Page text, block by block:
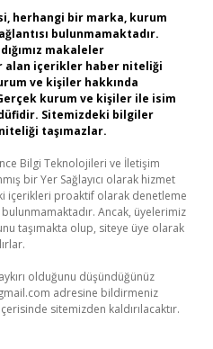
herhangi bir marka, kurum
bulunmamaktadır.
makaleler
alan içerikler haber niteliği
ve kişiler hakkında
kurum ve kişiler ile isim
Sitemizdeki bilgiler
taşımazlar.
Bilgi Teknolojileri ve İletişim
bir Yer Sağlayıcı olarak hizmet
içerikleri proaktif olarak denetleme
Ancak, üyelerimiz
taşımakta olup, siteye üye olarak
olduğunu düşündüğünüz
adresine bildirmeniz
sitemizden kaldırılacaktır.